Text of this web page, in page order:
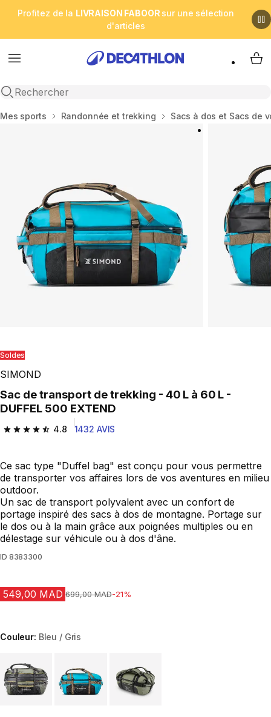
Profitez de la LIVRAISON FABOOR sur une sélection
d'articles
Menu
Open search
My
Accueil
Mes sports Randonnée et trekking Sacs à dos et Sacs de
Soldes
SIMOND
Sac de transport de trekking - 40 L à 60 L -
DUFFEL 500 EXTEND
4.8
4.8 out of 5 stars from 1432 reviews
1432 AVIS
Ce sac type "Duffel bag" est conçu pour vous permettre
de transporter vos affaires lors de vos aventures en milieu
outdoor.
Un sac de transport polyvalent avec un confort de
portage inspiré des sacs à dos de montagne. Portage sur
le dos ou à la main grâce aux poignées multiples ou en
délestage sur véhicule ou à dos d'âne.
ID 8383300
549,00 MAD Prix avant la réduction
699,00 MAD-21%
Couleur: Bleu / Gris